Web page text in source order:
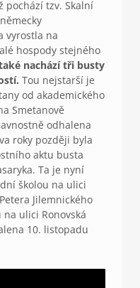
pochází tzv. Skalní
vyrostla na
hospody stejného
nachází tři busty
Tou nejstarší je
od akademického
Smetanově
odhalena
roky později byla
aktu busta
Ta je nyní
školou na ulici
Jilemnického
ulici Ronovská
10. listopadu